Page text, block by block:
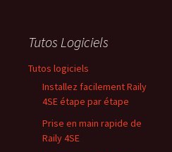
Tutos Logiciels
Tutos logiciels
Installez facilement Raily
4SE étape par étape
Prise en main rapide de
Raily 4SE